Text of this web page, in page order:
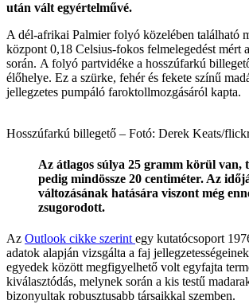
után vált egyértelművé.
A dél-afrikai Palmier folyó közelében található
központ 0,18 Celsius-fokos felmelegedést mért
során. A folyó partvidéke a hosszúfarkú
élőhelye. Ez a szürke, fehér és fekete színű
jellegzetes pumpáló faroktollmozgásáról kapta.
Hosszúfarkú billegető – Fotó: Derek Keats/
Az átlagos súlya 25 gramm körül van,
pedig mindössze 20 centiméter. Az
változásának hatására viszont még
zsugorodott.
Az Outlook cikke szerint egy kutatócsoport
adatok alapján vizsgálta a faj
egyedek között megfigyelhető volt egyfajta
kiválasztódás, melynek során a kis testű
bizonyultak robusztusabb társaikkal szemben.